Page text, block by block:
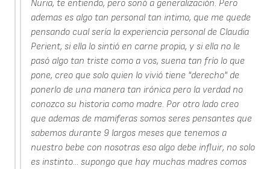
Nuria, te entiendo, pero sonó a generalización. Pero
ademas es algo tan personal tan intimo, que me quede
pensando cual sería la experiencia personal de Claudia
Perient, si ella lo sintió en carne propia, y si ella no le
pasó algo tan triste como a vos, suena tan frío lo que
pone, creo que solo quien lo vivió tiene "derecho" de
ponerlo de una manera tan irónica pero la verdad no
conozco su historia como madre. Por otro lado creo
que ademas de mamiferas somos seres pensantes que
sabemos durante 9 largos meses que tenemos a
nuestro bebe con nosotras eso algo debe influir, no solo
es instinto... supongo que hay muchas madres comos